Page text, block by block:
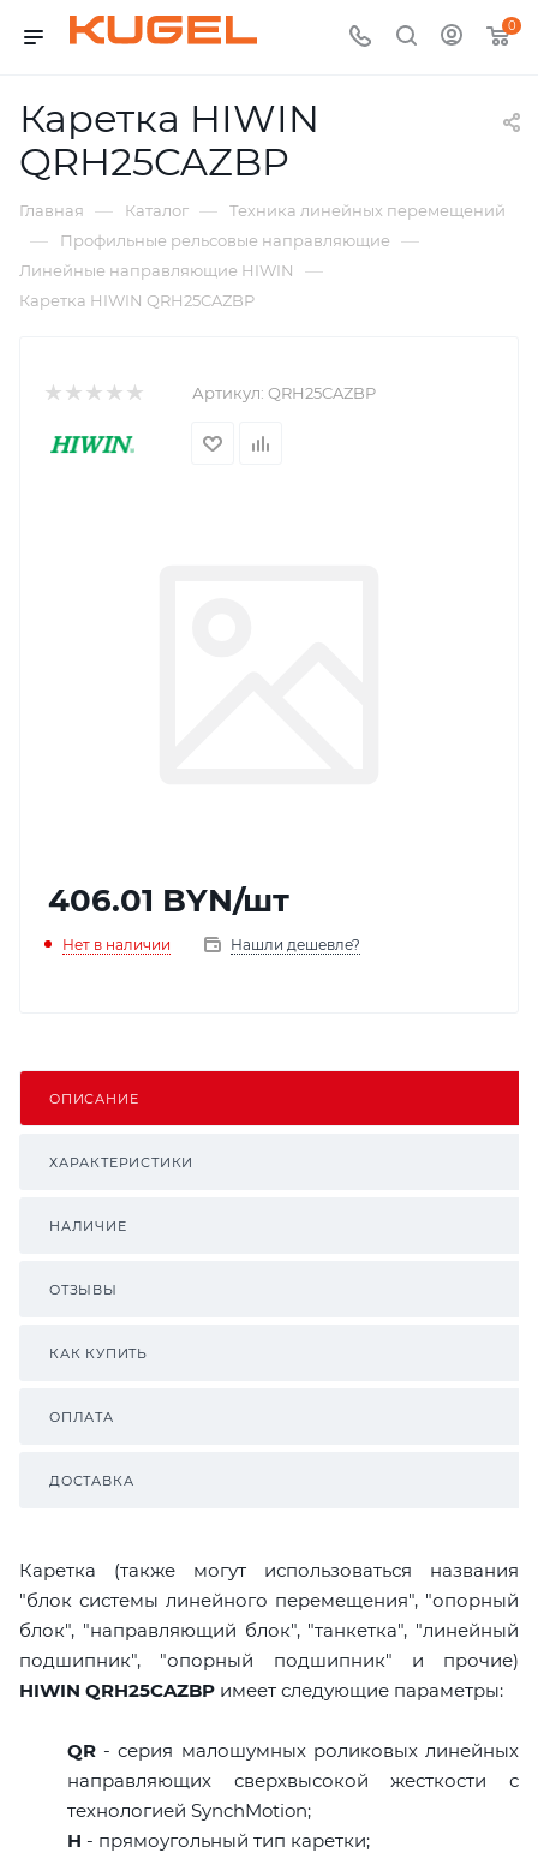
0
Каретка HIWIN
QRH25CAZBP
Главная — Каталог — Техника линейных перемещений
— Профильные рельсовые направляющие —
Линейные направляющие HIWIN —
Каретка HIWIN QRH25CAZBP
Артикул: QRH25CAZBP
406.01 BYN/шт
Нет в наличии Нашли дешевле?
ОПИСАНИЕ
ХАРАКТЕРИСТИКИ
НАЛИЧИЕ
ОТЗЫВЫ
КАК КУПИТЬ
ОПЛАТА
ДОСТАВКА
Каретка (также могут использоваться названия
"блок системы линейного перемещения", "опорный
блок", "направляющий блок", "танкетка", "линейный
подшипник", "опорный подшипник" и прочие)
HIWIN QRH25CAZBP имеет следующие параметры:
QR - серия малошумных роликовых линейных
направляющих сверхвысокой жесткости с
технологией SynchMotion;
H - прямоугольный тип каретки;